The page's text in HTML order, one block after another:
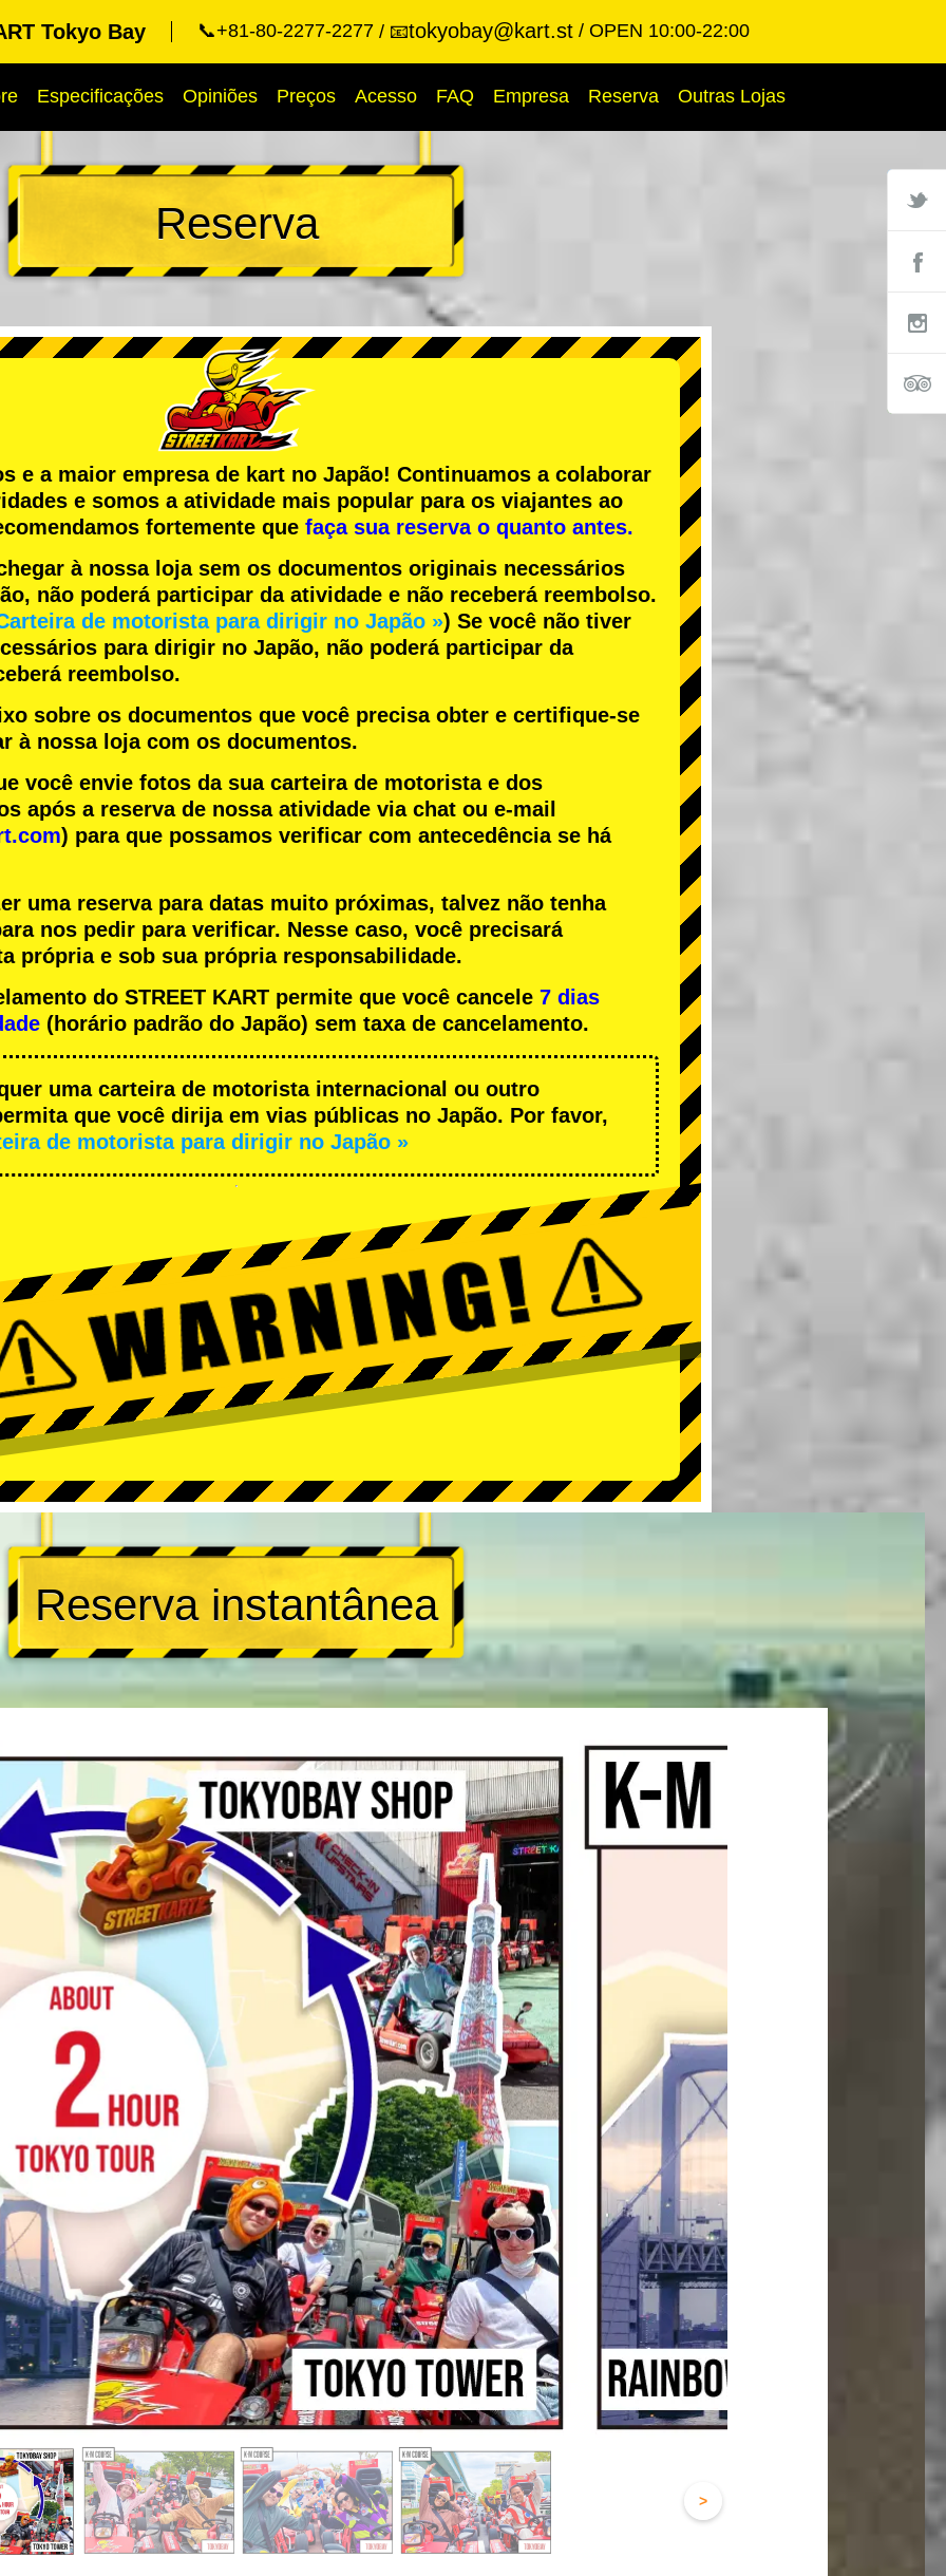
Tokyo Bay 📞+81-80-2277-2277 📧tokyobay@kart.st OPEN 10:00-22:00
Especificações Opiniões Preços Acesso FAQ Empresa Reserva Outras Lojas
Reserva
e a maior empresa de kart no Japão! Continuamos a colaborar
e somos a atividade mais popular para os viajantes ao
fortemente que faça sua reserva o quanto antes.
à nossa loja sem os documentos originais necessários
não poderá participar da atividade e não receberá reembolso.
de motorista para dirigir no Japão ») Se você não tiver
para dirigir no Japão, não poderá participar da
reembolso.
sobre os documentos que você precisa obter e certifique-se
à nossa loja com os documentos.
você envie fotos da sua carteira de motorista e dos
após a reserva de nossa atividade via chat ou e-mail
) para que possamos verificar com antecedência se há
uma reserva para datas muito próximas, talvez não tenha
nos pedir para verificar. Nesse caso, você precisará
própria e sob sua própria responsabilidade.
do STREET KART permite que você cancele 7 dias
(horário padrão do Japão) sem taxa de cancelamento.
uma carteira de motorista internacional ou outro
que você dirija em vias públicas no Japão. Por favor,
de motorista para dirigir no Japão »
Reserva instantânea
>